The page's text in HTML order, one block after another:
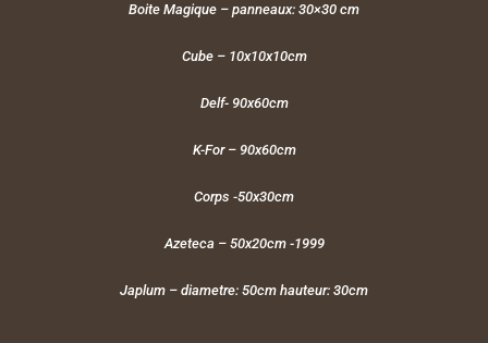
Boite Magique – panneaux: 30×30 cm
Cube – 10x10x10cm
Delf- 90x60cm
K-For – 90x60cm
Corps -50x30cm
Azeteca – 50x20cm -1999
Japlum – diametre: 50cm hauteur: 30cm